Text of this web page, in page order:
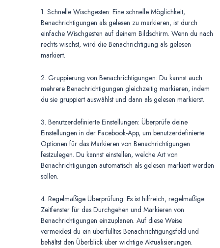
1. Schnelle Wischgesten: Eine schnelle Möglichkeit,
Benachrichtigungen als gelesen zu markieren, ist durch
einfache Wischgesten auf deinem Bildschirm. Wenn du nach
rechts wischst, wird die Benachrichtigung als gelesen
markiert.
2. Gruppierung von Benachrichtigungen: Du kannst auch
mehrere Benachrichtigungen gleichzeitig markieren, indem
du sie gruppiert auswählst und dann als gelesen markierst.
3. Benutzerdefinierte Einstellungen: Überprüfe deine
Einstellungen in der Facebook-App, um benutzerdefinierte
Optionen für das Markieren von Benachrichtigungen
festzulegen. Du kannst einstellen, welche Art von
Benachrichtigungen automatisch als gelesen markiert werden
sollen.
4. Regelmäßige Überprüfung: Es ist hilfreich, regelmäßige
Zeitfenster für das Durchgehen und Markieren von
Benachrichtigungen einzuplanen. Auf diese Weise
vermeidest du ein überfülltes Benachrichtigungsfeld und
behältst den Überblick über wichtige Aktualisierungen.